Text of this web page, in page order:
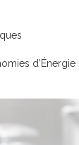
d’Énergie